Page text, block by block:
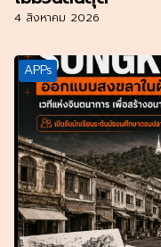
4 สิงหาคม 2026
APPs